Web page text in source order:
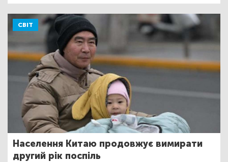
СВІТ
Населення Китаю продовжує вимирати
другий рік поспіль